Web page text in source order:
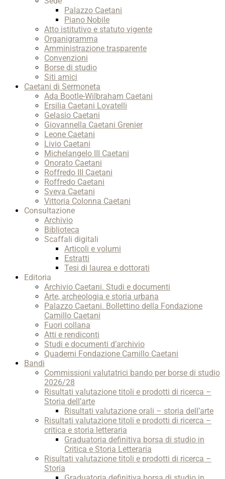
Palazzo Caetani
Piano Nobile
Atto istitutivo e statuto vigente
Organigramma
Amministrazione trasparente
Convenzioni
Borse di studio
Siti amici
Caetani di Sermoneta
Ada Bootle-Wilbraham Caetani
Ersilia Caetani Lovatelli
Gelasio Caetani
Giovannella Caetani Grenier
Leone Caetani
Livio Caetani
Michelangelo III Caetani
Onorato Caetani
Roffredo III Caetani
Roffredo Caetani
Sveva Caetani
Vittoria Colonna Caetani
Consultazione
Archivio
Biblioteca
Scaffali digitali
Articoli e volumi
Estratti
Tesi di laurea e dottorati
Editoria
Archivio Caetani. Studi e documenti
Arte, archeologia e storia urbana
Palazzo Caetani. Bollettino della Fondazione
Camillo Caetani
Fuori collana
Atti e rendiconti
Studi e documenti d’archivio
Quaderni Fondazione Camillo Caetani
Bandi
Commissioni valutatrici bando per borse di studio
2026/28
Risultati valutazione titoli e prodotti di ricerca –
Storia dell’arte
Risultati valutazione orali – storia dell’arte
Risultati valutazione titoli e prodotti di ricerca –
critica e storia letteraria
Graduatoria definitiva borsa di studio in
Critica e Storia Letteraria
Risultati valutazione titoli e prodotti di ricerca –
Storia